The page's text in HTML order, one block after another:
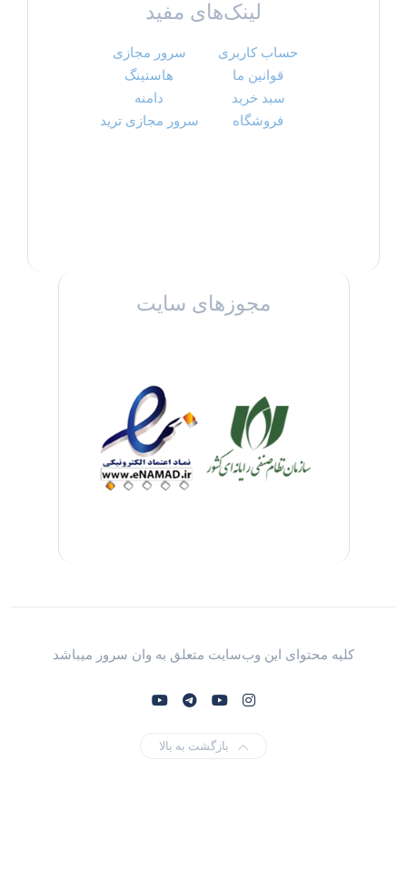
لینک‌های مفید
حساب کاربری
قوانین ما
سبد خرید
فروشگاه
سرور مجازی
هاستینگ
دامنه
سرور مجازی ترید
مجوزهای سایت
کلیه محتوای این وب‌سایت متعلق به وان سرور میباشد
بازگشت به بالا